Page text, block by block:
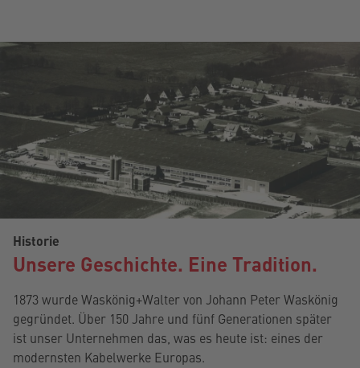
Historie
Unsere Geschichte. Eine Tradition.
1873 wurde Waskönig+Walter von Johann Peter Waskönig
gegründet. Über 150 Jahre und fünf Generationen später
ist unser Unternehmen das, was es heute ist: eines der
modernsten Kabelwerke Europas.